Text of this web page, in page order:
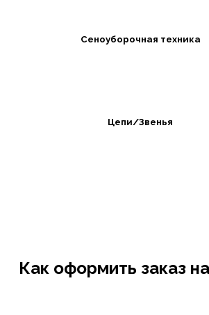
Сеноуборочная техника
Цепи/Звенья
Как оформить заказ